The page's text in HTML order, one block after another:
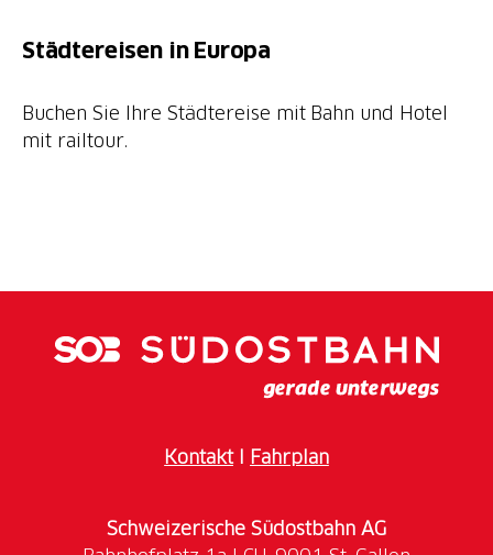
Städtereisen in Europa
Buchen Sie Ihre Städtereise mit Bahn und Hotel
mit railtour.
KontaktI Fahrplan
Schweizerische Südostbahn AG